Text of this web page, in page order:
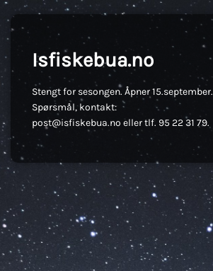
Isfiskebua.no
Stengt for sesongen. Åpner 15.september.
Spørsmål, kontakt:
post@isfiskebua.no eller tlf. 95 22 31 79.